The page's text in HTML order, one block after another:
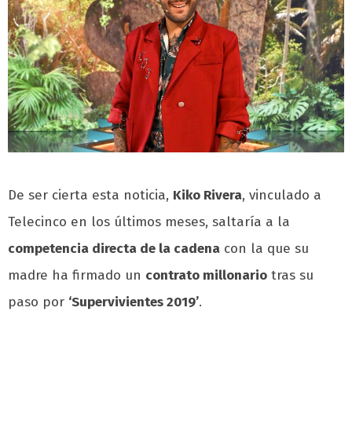
De ser cierta esta noticia, Kiko Rivera, vinculado a
Telecinco en los últimos meses, saltaría a la
competencia directa de la cadena con la que su
madre ha firmado un contrato millonario tras su
paso por ‘Supervivientes 2019’.